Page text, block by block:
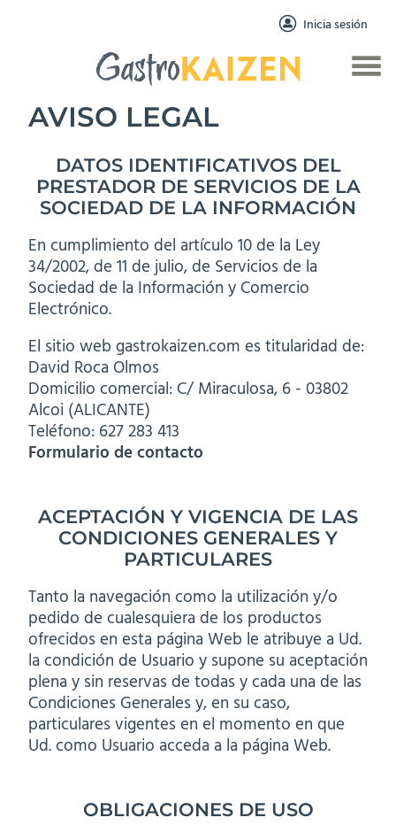
Inicia sesión
AVISO LEGAL
DATOS IDENTIFICATIVOS DEL
PRESTADOR DE SERVICIOS DE LA
SOCIEDAD DE LA INFORMACIÓN
En cumplimiento del artículo 10 de la Ley
34/2002, de 11 de julio, de Servicios de la
Sociedad de la Información y Comercio
Electrónico.
El sitio web gastrokaizen.com es titularidad de:
David Roca Olmos
Domicilio comercial: C/ Miraculosa, 6 - 03802
Alcoi (ALICANTE)
Teléfono: 627 283 413
Formulario de contacto
ACEPTACIÓN Y VIGENCIA DE LAS
CONDICIONES GENERALES Y
PARTICULARES
Tanto la navegación como la utilización y/o
pedido de cualesquiera de los productos
ofrecidos en esta página Web le atribuye a Ud.
la condición de Usuario y supone su aceptación
plena y sin reservas de todas y cada una de las
Condiciones Generales y, en su caso,
particulares vigentes en el momento en que
Ud. como Usuario acceda a la página Web.
OBLIGACIONES DE USO